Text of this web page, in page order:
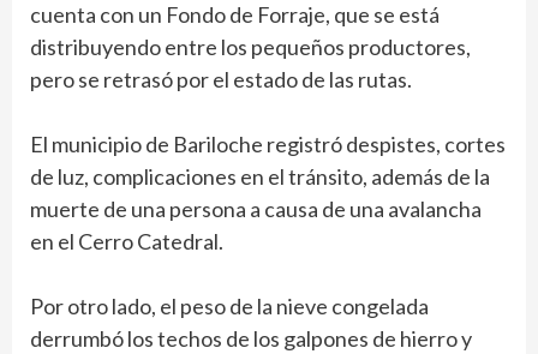
cuenta con un Fondo de Forraje, que se está
distribuyendo entre los pequeños productores,
pero se retrasó por el estado de las rutas.
El municipio de Bariloche registró despistes, cortes
de luz, complicaciones en el tránsito, además de la
muerte de una persona a causa de una avalancha
en el Cerro Catedral.
Por otro lado, el peso de la nieve congelada
derrumbó los techos de los galpones de hierro y